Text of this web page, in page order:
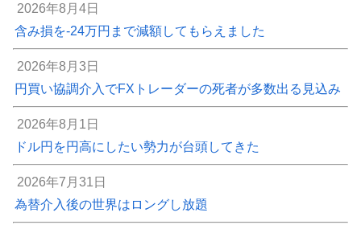
2026年8月4日
含み損を-24万円まで減額してもらえました
2026年8月3日
円買い協調介入でFXトレーダーの死者が多数出る見込み
2026年8月1日
ドル円を円高にしたい勢力が台頭してきた
2026年7月31日
為替介入後の世界はロングし放題